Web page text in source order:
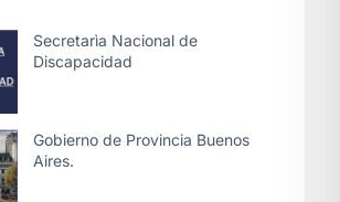
Secretarìa Nacional de
Discapacidad
Gobierno de Provincia Buenos
Aires.